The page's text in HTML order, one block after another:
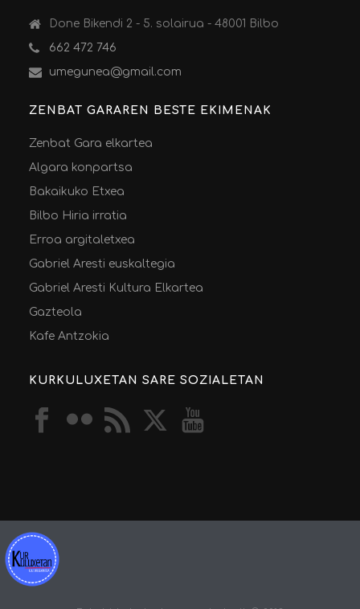
Done Bikendi 2 - 5. solairua - 48001 Bilbo
662 472 746
umegunea@gmail.com
ZENBAT GARAREN BESTE EKIMENAK
Zenbat Gara elkartea
Algara konpartsa
Bakaikuko Etxea
Bilbo Hiria irratia
Erroa argitaletxea
Gabriel Aresti euskaltegia
Gabriel Aresti Kultura Elkartea
Gazteola
Kafe Antzokia
KURKULUXETAN SARE SOZIALETAN